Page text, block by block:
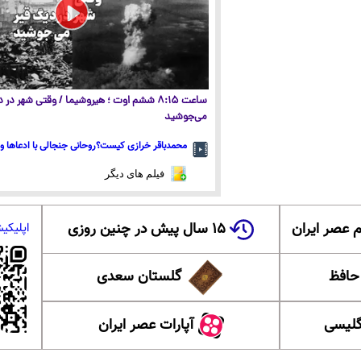
ساعت ۸:۱۵ ششم اوت ؛ هیروشیما / وقتی شهر
می‌جوشید
محمدباقر خرازی کیست؟روحانی جنجالی با ادعاها
فیلم های دیگر
عصر ایران ۱۵ سال پیش در چنین روزی
حافظ گلستان سعدی
آپارات عصر ایران